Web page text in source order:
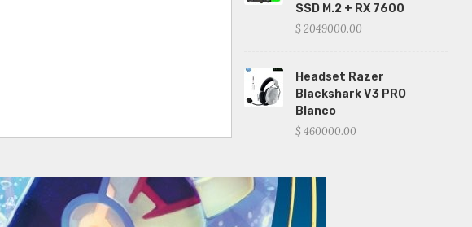
SSD M.2 + RX 7600
$ 2049000.00
Headset Razer
Blackshark V3 PRO
Blanco
$ 460000.00